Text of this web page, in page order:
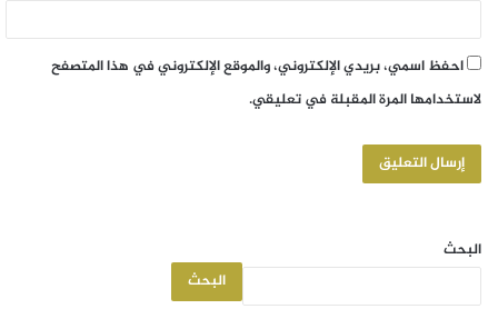
احفظ اسمي، بريدي الإلكتروني، والموقع الإلكتروني في هذا المتصفح
لاستخدامها المرة المقبلة في تعليقي.
البحث
البحث